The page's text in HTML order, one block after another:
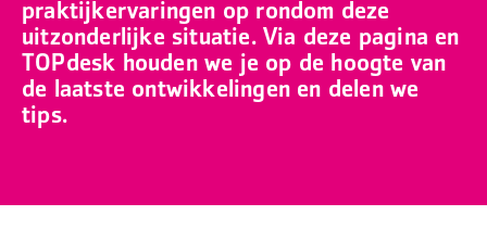
praktijkervaringen op rondom deze
uitzonderlijke situatie. Via deze pagina en
TOPdesk houden we je op de hoogte van
de laatste ontwikkelingen en delen we
tips.